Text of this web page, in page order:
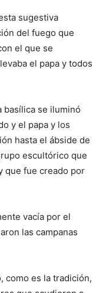
sugestiva
del fuego que
el que se
el papa y todos
basílica se iluminó
y el papa y los
hasta el ábside de
escultórico que
que fue creado por
vacía por el
las campanas
como es la tradición,